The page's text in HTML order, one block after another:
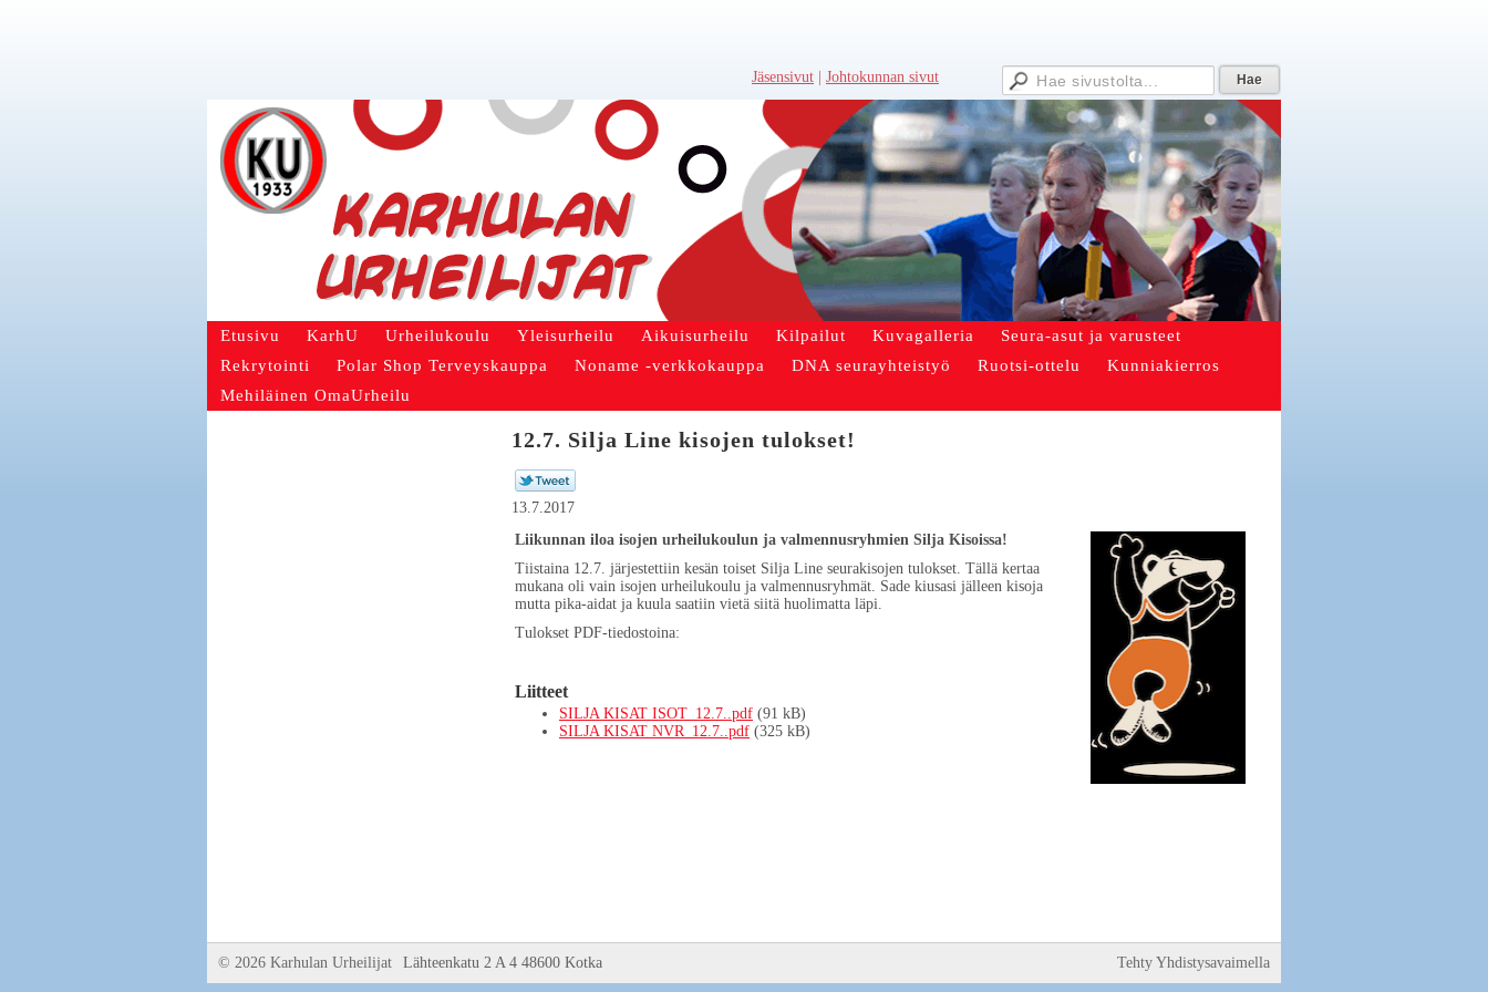
Jäsensivut Johtokunnan sivut
Etusivu KarhU Urheilukoulu Yleisurheilu Aikuisurheilu Kilpailut Kuvagalleria
Seura-asut ja varusteet
Rekrytointi
Polar Shop Terveyskauppa Noname -verkkokauppa DNA seurayhteistyö Ruotsi-ottelu
Kunniakierros
Mehiläinen OmaUrheilu
12.7. Silja Line kisojen tulokset!
13.7.2017
Liikunnan iloa isojen urheilukoulun ja valmennusryhmien Silja Kisoissa!
Tiistaina 12.7. järjestettiin kesän toiset Silja Line seurakisojen tulokset. Tällä kertaa
mukana oli vain isojen urheilukoulu ja valmennusryhmät. Sade kiusasi jälleen kisoja
mutta pika-aidat ja kuula saatiin vietä siitä huolimatta läpi.
Tulokset PDF-tiedostoina:
Liitteet
SILJA KISAT ISOT_12.7..pdf (91 kB)
SILJA KISAT NVR_12.7..pdf (325 kB)
Tehty Yhdistysavaimella
© 2026 Karhulan Urheilijat Lähteenkatu 2 A 4 48600 Kotka